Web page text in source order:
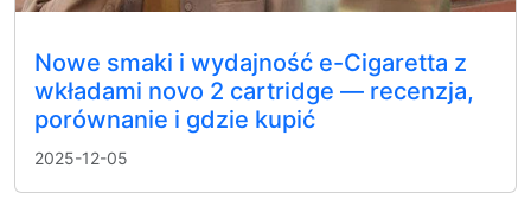
Nowe smaki i wydajność e-Cigaretta z
wkładami novo 2 cartridge — recenzja,
porównanie i gdzie kupić
2025-12-05